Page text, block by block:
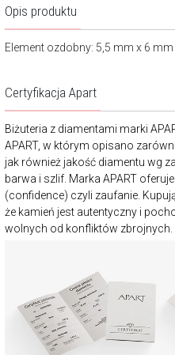
Opis produktu
Element ozdobny: 5,5 mm x 6 mm
Certyfikacja Apart
Biżuteria z diamentami marki
APART, w którym opisano
jak również jakość diamentu wg
barwa i szlif. Marka APART
(confidence) czyli zaufanie.
że kamień jest autentyczny i
wolnych od konfliktów zbrojnych.